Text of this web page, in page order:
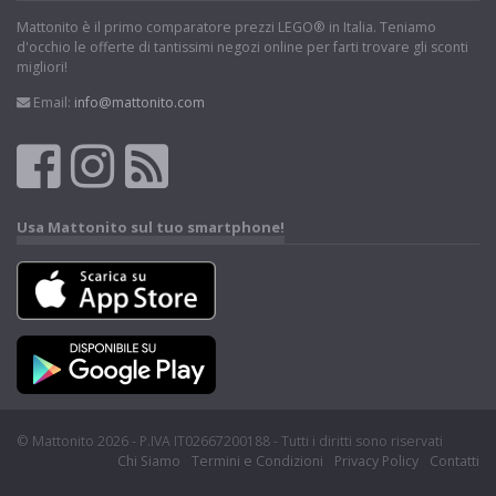
Mattonito è il primo comparatore prezzi LEGO® in Italia. Teniamo
d'occhio le offerte di tantissimi negozi online per farti trovare gli sconti
migliori!
Email: info@mattonito.com
Usa Mattonito sul tuo smartphone!
© Mattonito 2026 - P.IVA IT02667200188 - Tutti i diritti sono riservati
Chi Siamo
Termini e Condizioni Privacy Policy Contatti